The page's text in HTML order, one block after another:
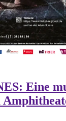
Eine